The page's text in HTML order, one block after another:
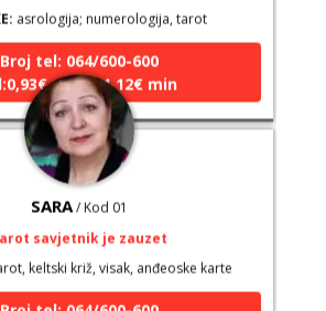
asrologija; numerologija, tarot
Broj tel: 064/600-600
- mob:1,12€ min
SARA / Kod 01
savjetnik je zauzet
keltski križ, visak, anđeoske karte
Broj tel: 064/600-600